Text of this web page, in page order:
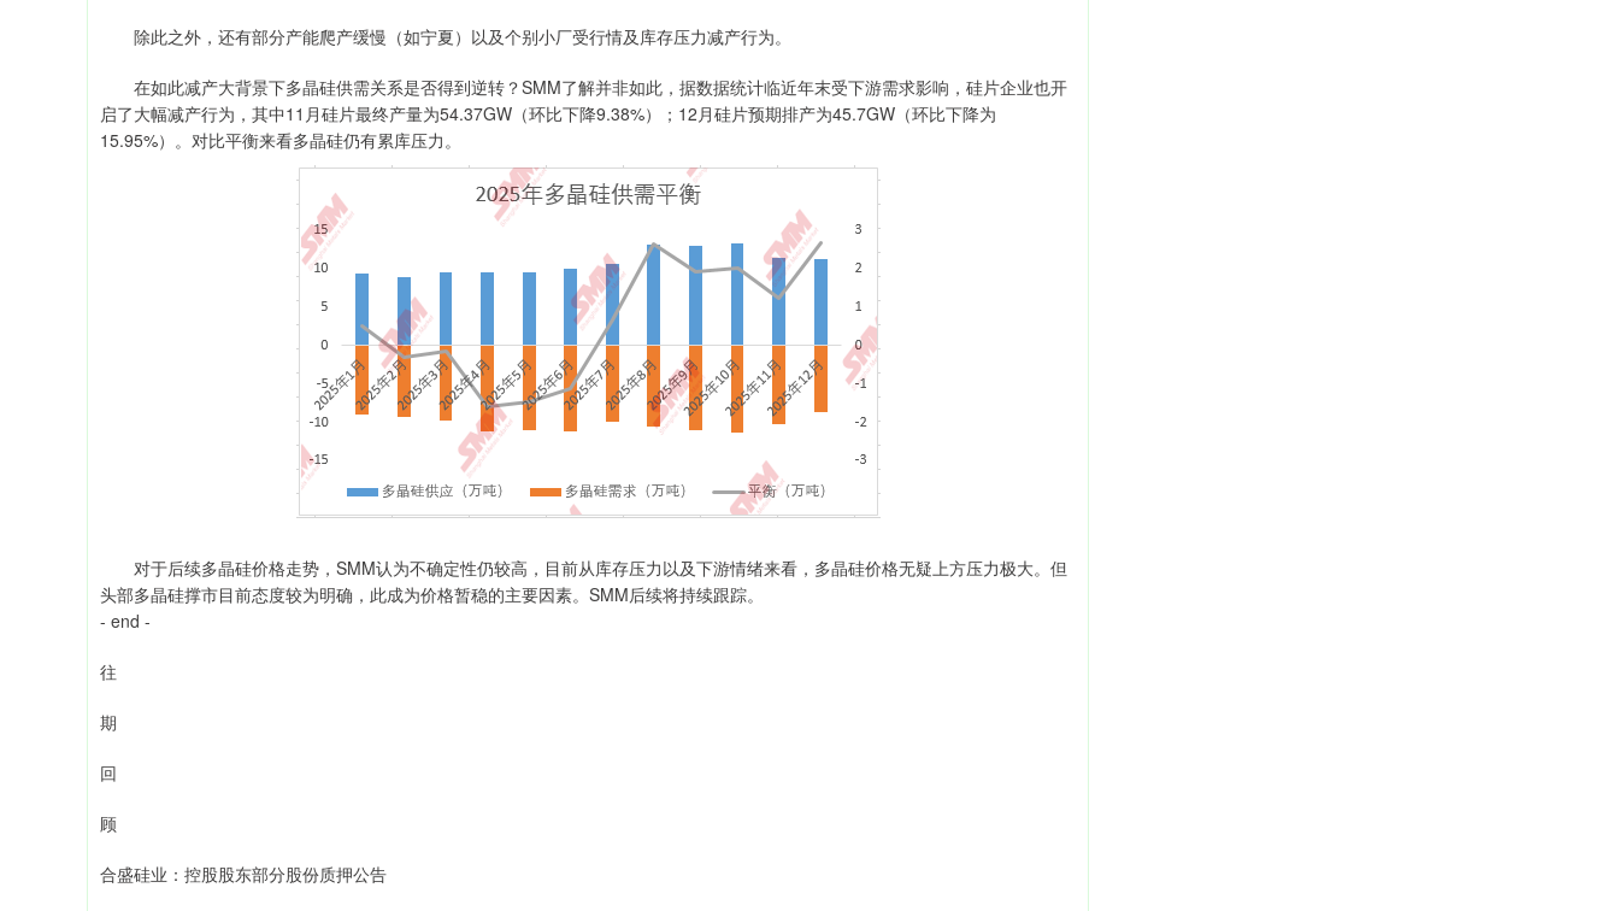
除此之外，还有部分产能爬产缓慢（如宁夏）以及个别小厂受行情及库存压力减产行为。
在如此减产大背景下多晶硅供需关系是否得到逆转？SMM了解并非如此，据数据统计临近年末受下游需求影响，硅片企业也开
启了大幅减产行为，其中11月硅片最终产量为54.37GW（环比下降9.38%）；12月硅片预期排产为45.7GW（环比下降为
15.95%）。对比平衡来看多晶硅仍有累库压力。
对于后续多晶硅价格走势，SMM认为不确定性仍较高，目前从库存压力以及下游情绪来看，多晶硅价格无疑上方压力极大。但
头部多晶硅撑市目前态度较为明确，此成为价格暂稳的主要因素。SMM后续将持续跟踪。
- end -
往
期
回
顾
合盛硅业：控股股东部分股份质押公告